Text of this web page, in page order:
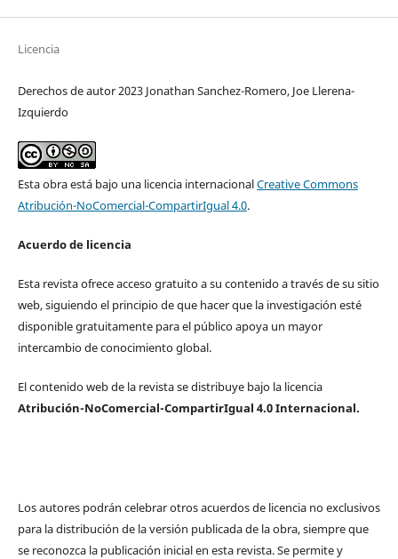
Licencia
Derechos de autor 2023 Jonathan Sanchez-Romero, Joe Llerena-
Izquierdo
Esta obra está bajo una licencia internacionalCreative Commons
Atribución-NoComercial-CompartirIgual 4.0.
Acuerdo de licencia
Esta revista ofrece acceso gratuito a su contenido a través de su sitio
web, siguiendo el principio de que hacer que la investigación esté
disponible gratuitamente para el público apoya un mayor
intercambio de conocimiento global.
El contenido web de la revista se distribuye bajo la licencia
Atribución-NoComercial-CompartirIgual 4.0 Internacional.
Los autores podrán celebrar otros acuerdos de licencia no exclusivos
para la distribución de la versión publicada de la obra, siempre que
se reconozca la publicación inicial en esta revista. Se permite y